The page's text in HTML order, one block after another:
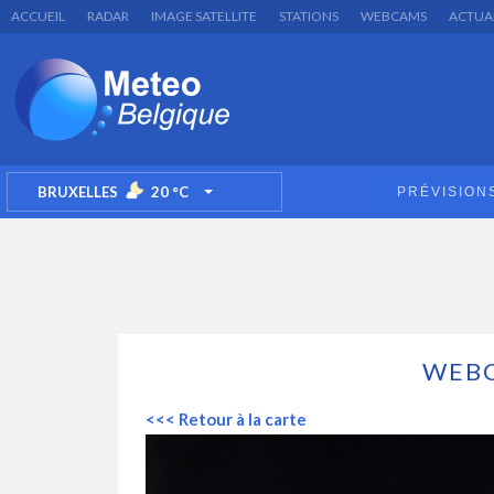
ACCUEIL RADAR IMAGE SATELLITE STATIONS WEBCAMS
BRUXELLES 20°C TOGGLE DROPDOWN
<<< Retour à la carte